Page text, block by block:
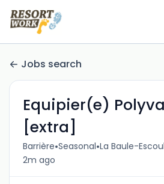
Jobs search
Equipier(e)
[extra]
Barrière•Seasonal•La Baule-
2m ago